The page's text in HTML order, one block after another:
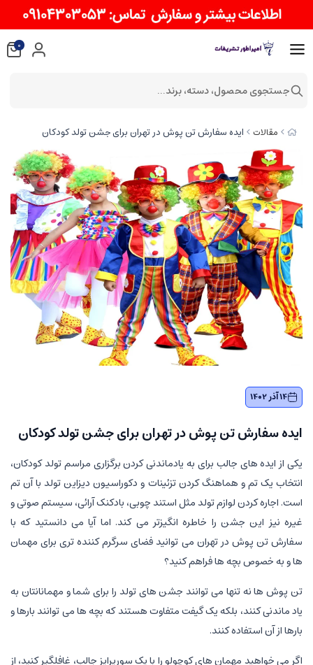
مقالات ایده سفارش تن پوش در تهران برای جشن تولد کودکان
14 آذر 1402
ایده سفارش تن پوش در تهران برای جشن تولد کودکان
یکی از ایده های جالب برای به یادماندنی کردن برگزاری مراسم تولد کودکان،
انتخاب یک تم و هماهنگ کردن تزئینات و دکوراسیون دیزاین تولد با آن تم
است. اجاره کردن لوازم تولد مثل استند چوبی، بادکنک آرائی، سیستم صوتی و
غیره نیز این جشن را خاطره انگیزتر می کند. اما آیا می دانستید که با
سفارش تن پوش در تهران می توانید فضای سرگرم کننده تری برای مهمان
ها و به خصوص بچه ها فراهم کنید؟
تن پوش ها نه تنها می توانند جشن های تولد را برای شما و مهمانانتان به
یاد ماندنی کنند، بلکه یک گیفت متفاوت هستند که بچه ها می توانند بارها و
بارها از آن استفاده کنند.
اگر می خواهید مهمان های کوچولو را با یک سورپرایز جالب، غافلگیر کنید، از
0
جستجوی محصول، دسته، برند...